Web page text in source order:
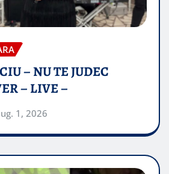
– NU TE JUDEC
– LIVE –
1, 2026